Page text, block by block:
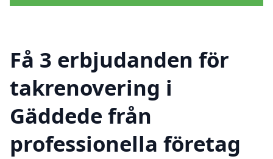
Få 3 erbjudanden för
takrenovering i
Gäddede från
professionella företag